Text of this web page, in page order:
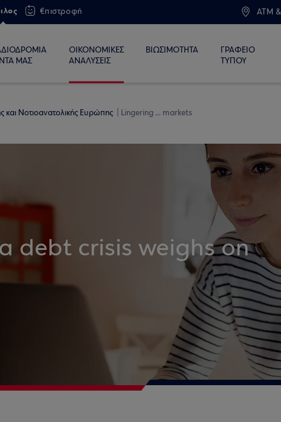
€πιστροφή ATM
ΜΑΣ
ΟΙΚΟΝΟΜΙΚΕΣ
ΑΝΑΛΥΣΕΙΣ
ΒΙΩΣΙΜΟΤΗΤΑ
ΓΡΑΦΕΙΟ
ΤΥΠΟΥ
και Νοτιοανατολικής Ευρώπης Lingering ... markets
debt crisis weighs on